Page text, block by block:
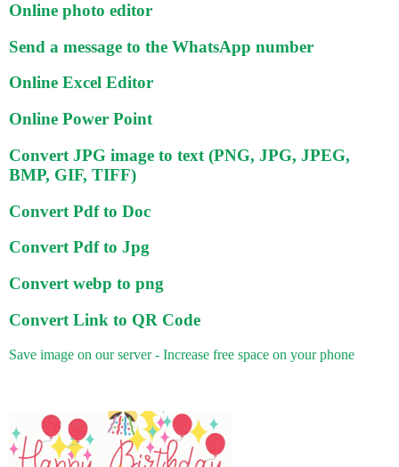
Online photo editor
Send a message to the WhatsApp number
Online Excel Editor
Online Power Point
Convert JPG image to text (PNG, JPG, JPEG,
BMP, GIF, TIFF)
Convert Pdf to Doc
Convert Pdf to Jpg
Convert webp to png
Convert Link to QR Code
Save image on our server - Increase free space on your phone